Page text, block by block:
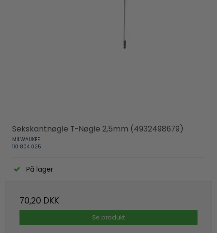
Sekskantnøgle T-Nøgle 2,5mm (4932498679)
MILWAUKEE
110 804 025
På lager
70,20 DKK
Se produkt